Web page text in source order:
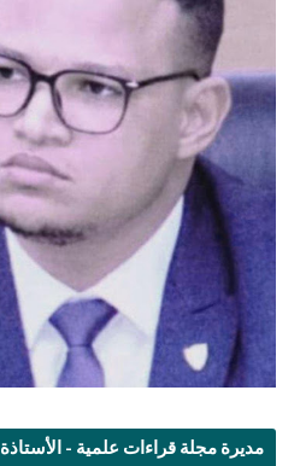
مديرة مجلة قراءات علمية -